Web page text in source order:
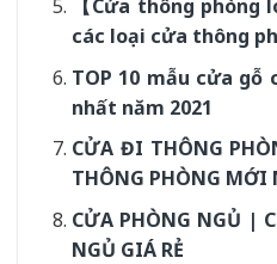
【Cửa thông
các loại cửa thông
TOP 10 mẫu cửa gỗ
nhất năm 2021
CỬA ĐI THÔNG
THÔNG PHÒNG MỚI
CỬA PHÒNG NGỦ |
NGỦ GIÁ RẺ